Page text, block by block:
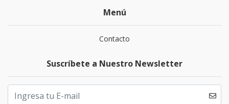
Menú
Contacto
Suscríbete a Nuestro Newsletter